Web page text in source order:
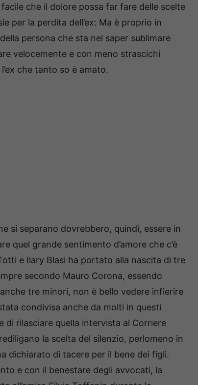
che il dolore possa far fare delle scelte
per la perdita dell’ex: Ma è proprio in
persona che sta nel saper sublimare
velocemente e con meno strascichi
che tanto so è amato.
si separano dovrebbero, quindi, essere in
quel grande sentimento d’amore che c’è
e Ilary Blasi ha portato alla nascita di tre
secondo Mauro Corona, essendo
tre minori, non è bello vedere infierire
condivisa anche da molti in questi
di rilasciare quella intervista al Corriere
la scelta del silenzio, perlomeno in
dichiarato di tacere per il bene dei figli.
e con il benestare degli avvocati, la